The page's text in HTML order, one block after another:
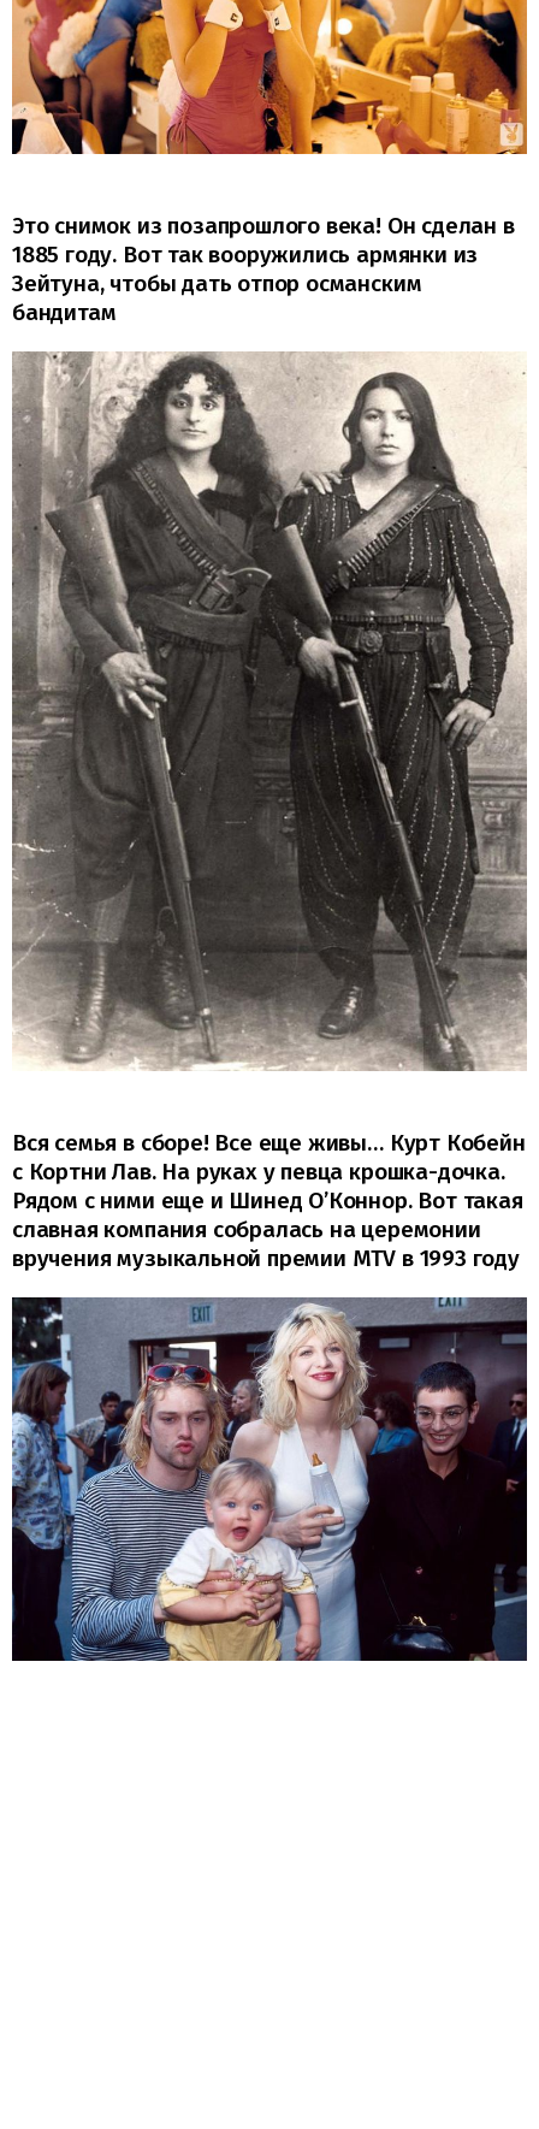
Это снимок из позапрошлого века! Он сделан в
1885 году. Вот так вооружились армянки из
Зейтуна, чтобы дать отпор османским
бандитам
Вся семья в сборе! Все еще живы… Курт Кобейн
с Кортни Лав. На руках у певца крошка-дочка.
Рядом с ними еще и Шинед О’Коннор. Вот такая
славная компания собралась на церемонии
вручения музыкальной премии MTV в 1993 году